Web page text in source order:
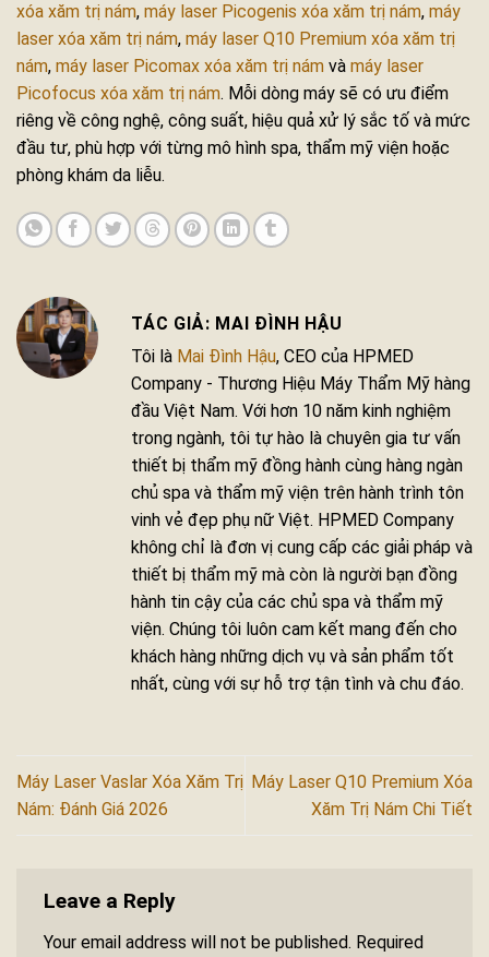
xóa xăm trị nám, máy laser Picogenis xóa xăm trị nám, máy
laser xóa xăm trị nám, máy laser Q10 Premium xóa xăm trị
nám, máy laser Picomax xóa xăm trị nám và máy laser
Picofocus xóa xăm trị nám. Mỗi dòng máy sẽ có ưu điểm
riêng về công nghệ, công suất, hiệu quả xử lý sắc tố và mức
đầu tư, phù hợp với từng mô hình spa, thẩm mỹ viện hoặc
phòng khám da liễu.
MAI ĐÌNH HẬU
Tôi là Mai Đình Hậu, CEO của HPMED
Company - Thương Hiệu Máy Thẩm Mỹ hàng
đầu Việt Nam. Với hơn 10 năm kinh nghiệm
trong ngành, tôi tự hào là chuyên gia tư vấn
thiết bị thẩm mỹ đồng hành cùng hàng ngàn
chủ spa và thẩm mỹ viện trên hành trình tôn
vinh vẻ đẹp phụ nữ Việt. HPMED Company
không chỉ là đơn vị cung cấp các giải pháp và
thiết bị thẩm mỹ mà còn là người bạn đồng
hành tin cậy của các chủ spa và thẩm mỹ
viện. Chúng tôi luôn cam kết mang đến cho
khách hàng những dịch vụ và sản phẩm tốt
nhất, cùng với sự hỗ trợ tận tình và chu đáo.
Máy Laser Vaslar Xóa Xăm Trị
Nám: Đánh Giá 2026
Máy Laser Q10 Premium Xóa
Xăm Trị Nám Chi Tiết
Leave a Reply
Your email address will not be published. Required